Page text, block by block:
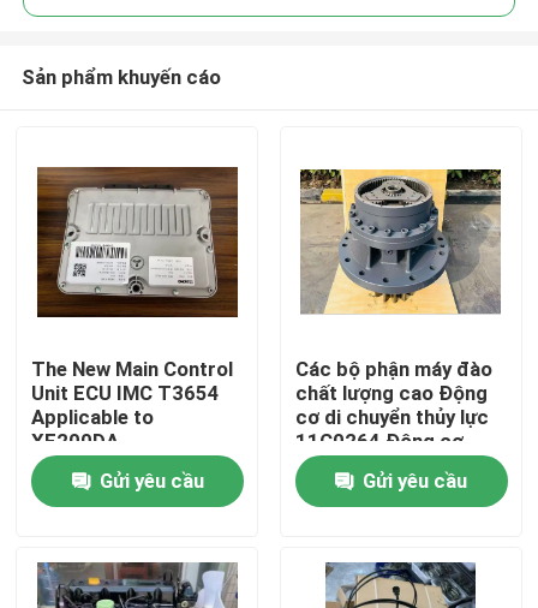
Trang chủ
Video
Sản phẩm khuyến cáo
The New Main Control
Unit ECU IMC T3654
Applicable to
XE200DA，
XE205DA，XE245，
XE370，XE490 Type
Excavators Controller
IMCT3654
Gửi yêu cầu
Các bộ phận máy đào
chất lượng cao Động
cơ di chuyển thủy lực
11C0264 Động cơ
cuối cùng cho LG922D
LG922EGửi yêu cầu